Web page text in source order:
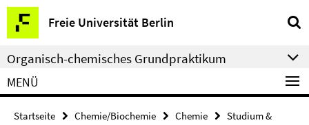
Springe
direkt
zu
Inhalt
Freie Universität Berlin
Service-
Navigation
Organisch-chemisches Grundpraktikum
MENÜ
Startseite Chemie/Biochemie Chemie
Studium &